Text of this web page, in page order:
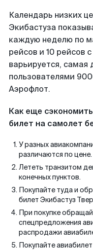
Календарь низких
Экибастуза
каждую неделю по
рейсов и 10 рейсов
варьируется, самая
пользователями
Аэрофлот.
Как еще
билет на самолет
У разных
различаются по цене.
Лететь транзитом
конечных пунктов.
Покупайте туда и
билет Экибастуз
При покупке
спецпредложения
распродажи
Покупайте